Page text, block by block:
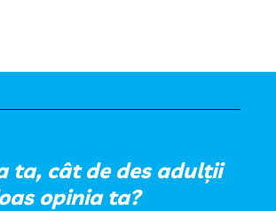
ta, cât de des adulții
opinia ta?